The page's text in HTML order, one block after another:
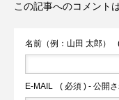
そんな思いを込め
る人も、観る人も
し方は人それぞれ
この記事へのコメント
名前（例：山田 太郎）
E-MAIL ( 必須 ) - 公開